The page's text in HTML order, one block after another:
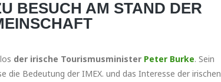
BESUCH AM STAND DER
der irische Tourismusminister Peter Burke. Sein
die Bedeutung der IMEX. und das Interesse der irischen